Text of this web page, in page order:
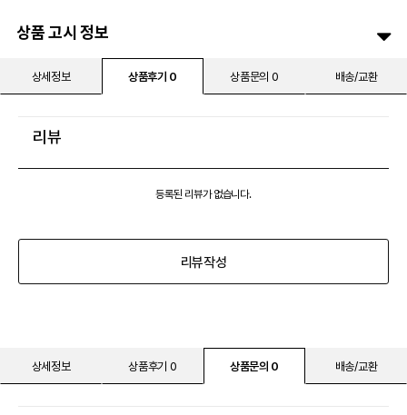
상품 고시 정보
상세정보 상품후기 0 상품문의 0 배송/교환
리뷰
등록된 리뷰가 없습니다.
리뷰작성
상세정보 상품후기 0 상품문의 0 배송/교환